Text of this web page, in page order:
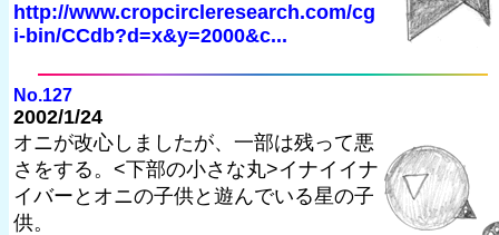
http://www.cropcircleresearch.com/cg
i-bin/CCdb?d=x&y=2000&c...
No.127
2002/1/24
オニが改心しましたが、一部は残って悪
さをする。<下部の小さな丸>イナイイナ
イバーとオニの子供と遊んでいる星の子
供。